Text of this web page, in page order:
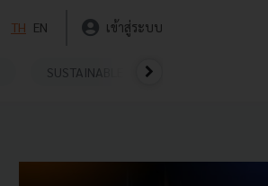
TH EN เข้าสู่ระบบ
SUSTAINABLE